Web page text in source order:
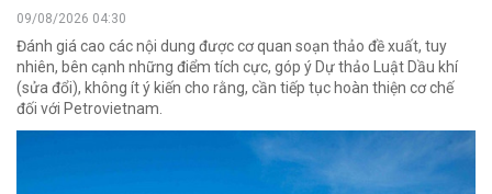
09/08/2026 04:30
Đánh giá cao các nội dung được cơ quan soạn thảo đề xuất, tuy
nhiên, bên cạnh những điểm tích cực, góp ý Dự thảo Luật Dầu khí
(sửa đổi), không ít ý kiến cho rằng, cần tiếp tục hoàn thiện cơ chế
đối với Petrovietnam.